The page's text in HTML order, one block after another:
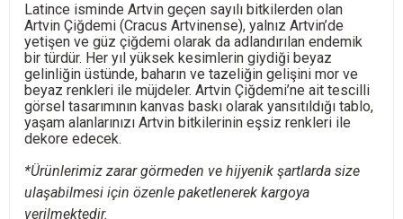
Latince isminde Artvin geçen sayılı bitkilerden olan
Artvin Çiğdemi (Cracus Artvinense), yalnız Artvin’de
yetişen ve güz çiğdemi olarak da adlandırılan endemik
bir türdür. Her yıl yüksek kesimlerin giydiği beyaz
gelinliğin üstünde, baharın ve tazeliğin gelişini mor ve
beyaz renkleri ile müjdeler. Artvin Çiğdemi’ne ait tescilli
görsel tasarımının kanvas baskı olarak yansıtıldığı tablo,
yaşam alanlarınızı Artvin bitkilerinin eşsiz renkleri ile
dekore edecek.
*Ürünlerimiz zarar görmeden ve hijyenik şartlarda size
ulaşabilmesi için özenle paketlenerek kargoya
verilmektedir.